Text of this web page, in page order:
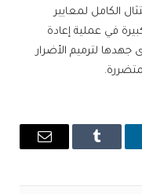
الكامل لمعايير
في عملية إعادة
لترميم الأضرار
Tumblr
البريد